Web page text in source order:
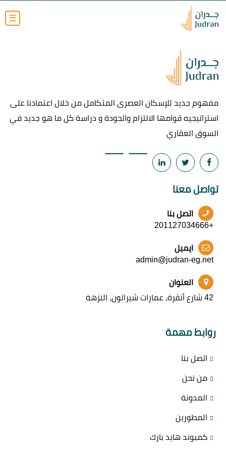
☰
مفهوم جديد للإسكان العصرى المتكامل من خلال اعتمادنا على
استراتيجيه قوامها الالتزام والجودة و دراسة كل ما هو جديد في
السوق العقاري
تواصل معنا
اتصل بنا
+201127034666
ايميل
admin@judran-eg.net
العنوان
42 شارع أنقرة, عمارات شيراتون, النزهة
روابط مهمة
اتصل بنا
من نحن
المدونة
المطورين
كمبوند هايد بارك